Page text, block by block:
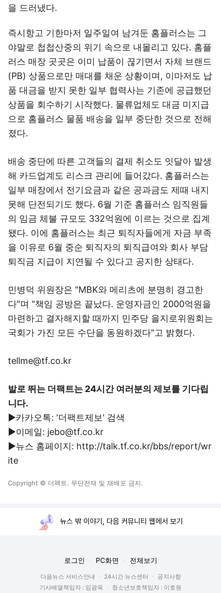
을 드러냈다.
즉시항고 기한마저 일주일여 남겨둔 홈플러스는 그
야말로 첩첩산중의 위기 속으로 내몰리고 있다. 홈플
러스 매장 곳곳은 이미 납품이 끊기면서 자체 브랜드
(PB) 상품으로만 매대를 채운 상황이며, 이마저도 납
품 대금을 받지 못한 일부 협력사는 기존에 공급했던
상품을 회수하기 시작했다. 물류업체도 대금 미지급
으로 홈플러스 물품 배송을 일부 중단한 것으로 전해
졌다.
배송 중단에 따른 고객들의 결제 취소도 잇달아 발생
해 카드업계도 리스크 관리에 들어갔다. 홈플러스는
일부 매장에서 전기요금과 같은 공과금도 제때 내지
못해 단전되기도 했다. 6월 기준 홈플러스 임직원들
의 임금 체불 규모도 332억원에 이르는 것으로 집계
됐다. 이에 홈플러스는 최근 퇴직자들에게 자금 부족
을 이유로 6월 중순 퇴직자의 퇴직급여와 회사 부담
퇴직금 지급이 지연될 수 있다고 공지한 상태다.
민병덕 위원장은 "MBK와 메리츠에 분명히 경고한
다"며 "책임 공방은 끝났다. 운영자금인 2000억원을
마련하고 결자해지할 때까지 민주당 을지로위원회는
국회가 가진 모든 수단을 동원하겠다"고 밝혔다.
tellme@tf.co.kr
발로 뛰는 더팩트는 24시간 여러분의 제보를 기다립
니다.
▶카카오톡: '더팩트제보' 검색
▶이메일: jebo@tf.co.kr
▶뉴스 홈페이지: http://talk.tf.co.kr/bbs/report/wr
ite
Copyright © 더팩트. 무단전재 및 재배포 금지.
뉴스 밖 이야기, 다음 커뮤니티 웹에서 보기
로그인 PC화면 전체보기
다음뉴스 서비스안내 24시간 뉴스센터
공지사항
기사배열책임자 : 임광욱
청소년보호책임자 : 이호원